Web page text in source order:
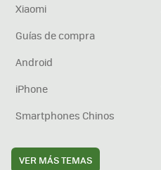
Xiaomi
Guías de compra
Android
iPhone
Smartphones Chinos
VER MÁS TEMAS